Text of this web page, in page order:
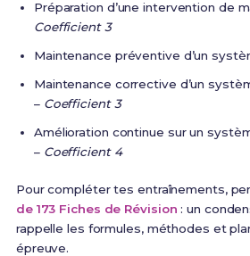
Préparation d’une intervention de
Coefficient 3
Maintenance préventive d’un
Maintenance corrective d’un
– Coefficient 3
Amélioration continue sur un
– Coefficient 4
Pour compléter tes entraînements,
de 173 Fiches de Révision : un
rappelle les formules, méthodes et
épreuve.